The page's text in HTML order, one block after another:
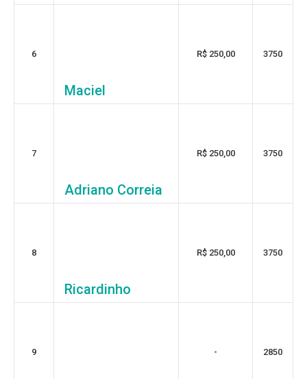
6
Maciel
R$ 250,00 3750
7
Adriano Correia
R$ 250,00 3750
8
Ricardinho
R$ 250,00 3750
9 - 2850